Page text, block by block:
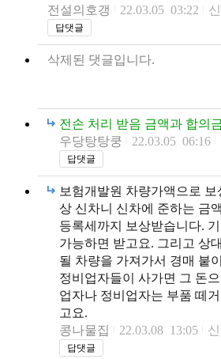
전설의호갱
22.03.05 03:22
답댓글
삭제된 댓글입니다.
전손 처리 받음 금액과 합의
우당탕탕쿵
22.03.05 06:16
답댓글
보험개발원 차량가액으로
상 신차니 신차에 준하는 금
등록세까지 보상받습니다.
가능하면 받고요. 그리고 상
될 차량을 가져가서 경매 붙
정비업자들이 사가면 그 돈
업자나 정비업자는 부품 떼
고요.
콩나물집
22.03.08 13:05
답댓글